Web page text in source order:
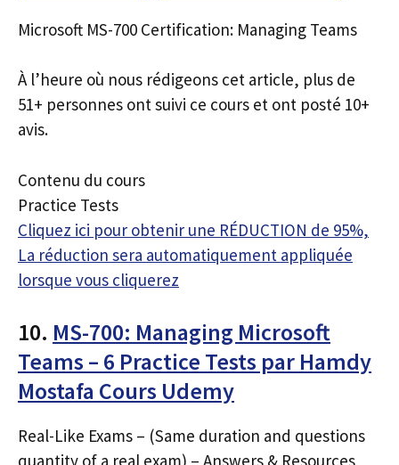
Microsoft MS-700 Certification: Managing Teams
À l’heure où nous rédigeons cet article, plus de
51+ personnes ont suivi ce cours et ont posté 10+
avis.
Contenu du cours
Practice Tests
Cliquez ici pour obtenir une RÉDUCTION de 95%,
La réduction sera automatiquement appliquée
lorsque vous cliquerez
10. MS-700: Managing Microsoft
Teams – 6 Practice Tests par Hamdy
Mostafa Cours Udemy
Real-Like Exams – (Same duration and questions
quantity of a real exam) – Answers & Resources